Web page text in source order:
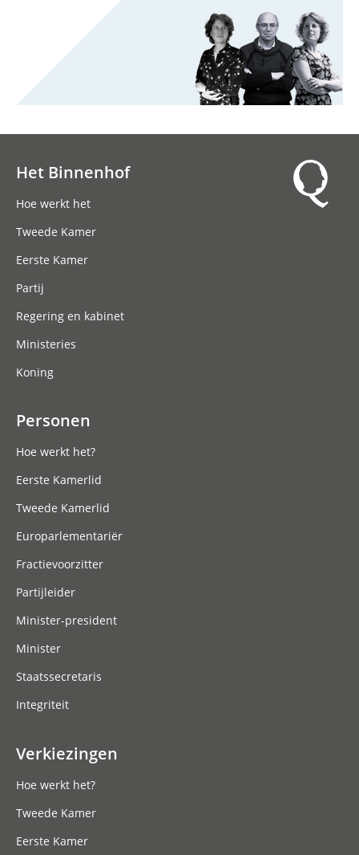
Het Binnenhof
Hoe werkt het
Tweede Kamer
Eerste Kamer
Partij
Regering en kabinet
Ministeries
Koning
Personen
Hoe werkt het?
Eerste Kamerlid
Tweede Kamerlid
Europarlementariër
Fractievoorzitter
Partijleider
Minister-president
Minister
Staatssecretaris
Integriteit
Verkiezingen
Hoe werkt het?
Tweede Kamer
Eerste Kamer